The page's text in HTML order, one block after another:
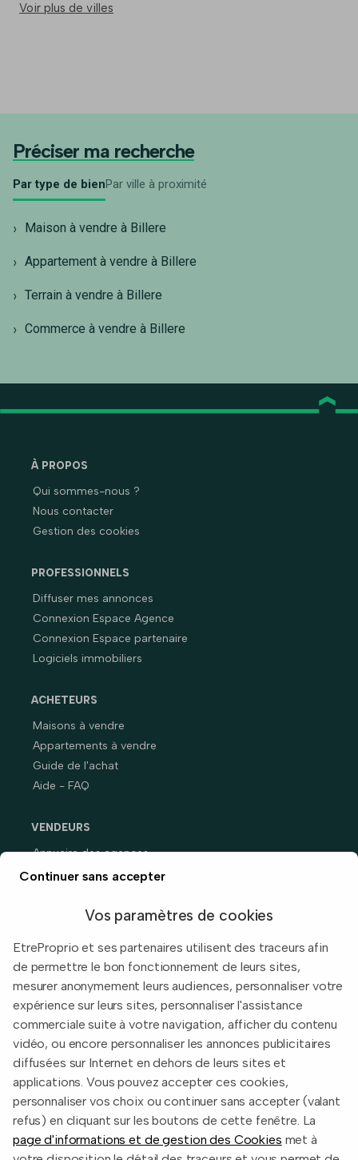
Voir plus de villes
Préciser ma recherche
Par type de bienPar ville à proximité
Maison à vendre à Billere
Appartement à vendre à Billere
Terrain à vendre à Billere
Commerce à vendre à Billere
À PROPOS
Qui sommes-nous ?
Nous contacter
Gestion des cookies
PROFESSIONNELS
Diffuser mes annonces
Connexion Espace Agence
Connexion Espace partenaire
Logiciels immobiliers
ACHETEURS
Maisons à vendre
Appartements à vendre
Guide de l'achat
Aide - FAQ
VENDEURS
Annuaire des agences
Prix immobiliers en France
Informations légales
Conditions d'utilisation
Politique de confidentialité
2026 EtreProprio.com
Continuer sans accepter
Vos paramètres de cookies
EtreProprio et ses partenaires utilisent des traceurs afin
de permettre le bon fonctionnement de leurs sites,
mesurer anonymement leurs audiences, personnaliser votre
expérience sur leurs sites, personnaliser l'assistance
commerciale suite à votre navigation, afficher du contenu
vidéo, ou encore personnaliser les annonces publicitaires
diffusées sur Internet en dehors de leurs sites et
applications. Vous pouvez accepter ces cookies,
personnaliser vos choix ou continuer sans accepter (valant
refus) en cliquant sur les boutons de cette fenêtre. La
page d'informations et de gestion des Cookies met à